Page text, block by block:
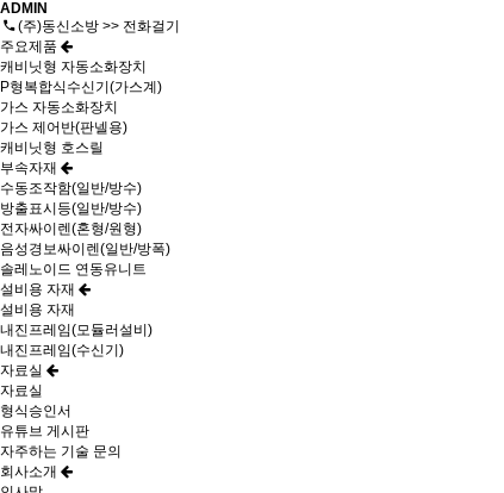
ADMIN
(주)동신소방 >> 전화걸기
주요제품
캐비닛형 자동소화장치
P형복합식수신기(가스계)
가스 자동소화장치
가스 제어반(판넬용)
캐비닛형 호스릴
부속자재
수동조작함(일반/방수)
방출표시등(일반/방수)
전자싸이렌(혼형/원형)
음성경보싸이렌(일반/방폭)
솔레노이드 연동유니트
설비용 자재
설비용 자재
내진프레임(모듈러설비)
내진프레임(수신기)
자료실
자료실
형식승인서
유튜브 게시판
자주하는 기술 문의
회사소개